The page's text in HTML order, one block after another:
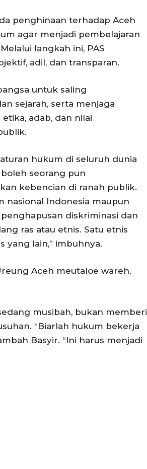
Pedoman Dewan Pers
Aset
Indeks Artikel
penghinaan terhadap Aceh
agar menjadi pembelajaran
langkah ini, PAS
adil, dan transparan.
untuk saling
sejarah, serta menjaga
adab, dan nilai
hukum di seluruh dunia
seorang pun
kebencian di ranah publik.
nasional Indonesia maupun
diskriminasi dan
ras atau etnis. Satu etnis
lain,” imbuhnya.
Aceh meutaloe wareh,
musibah, bukan memberi
“Biarlah hukum bekerja
Basyir. “Ini harus menjadi